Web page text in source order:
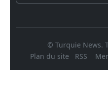
© Turquie News.
Plan du site
RSS